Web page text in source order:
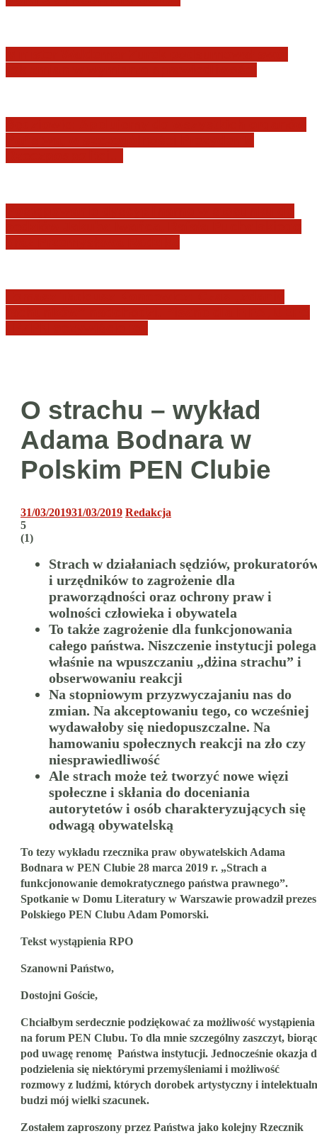
O strachu – wykład
Adama Bodnara w
Polskim PEN Clubie
31/03/201931/03/2019 Redakcja
5
(1)
Strach w działaniach sędziów,
i urzędników to zagrożenie dla
praworządności oraz ochrony praw i
wolności człowieka i obywatela
To także zagrożenie dla funkcjonowania
całego państwa. Niszczenie instytucji polega
właśnie na wpuszczaniu „dżina strachu” i
obserwowaniu reakcji
Na stopniowym przyzwyczajaniu nas do
zmian. Na akceptowaniu tego, co wcześniej
wydawałoby się niedopuszczalne. Na
hamowaniu społecznych reakcji na zło czy
niesprawiedliwość
Ale strach może też tworzyć nowe więzi
społeczne i skłania do doceniania
autorytetów i osób charakteryzujących się
odwagą obywatelską
To tezy wykładu rzecznika praw obywatelskich Adama
Bodnara w PEN Clubie 28 marca 2019 r. „Strach a
funkcjonowanie demokratycznego państwa prawnego”.
Spotkanie w Domu Literatury w Warszawie prowadził prezes
Polskiego PEN Clubu Adam Pomorski.
Tekst wystąpienia RPO
Szanowni Państwo,
Dostojni Goście,
Chciałbym serdecznie podziękować za możliwość wystąpienia
na forum PEN Clubu. To dla mnie szczególny zaszczyt, biorąc
pod uwagę renomę Państwa instytucji. Jednocześnie okazja
podzielenia się niektórymi przemyśleniami i możliwość
rozmowy z ludźmi, których dorobek artystyczny i
budzi mój wielki szacunek.
Zostałem zaproszony przez Państwa jako kolejny Rzecznik